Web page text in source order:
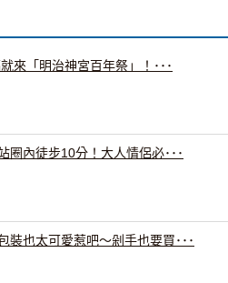
來「明治神宮百年祭」！･･･
圈內徒步10分！大人情侶必･･･
裝也太可愛惹吧～剁手也要買･･･